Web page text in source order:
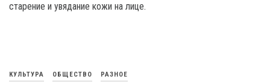
старение и увядание кожи на лице.
КУЛЬТУРА ОБЩЕСТВО РАЗНОЕ